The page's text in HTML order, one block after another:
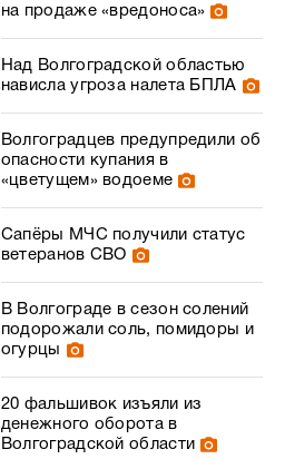
на продаже «вредоноса»
Над Волгоградской областью
нависла угроза налета БПЛА
Волгоградцев предупредили об
опасности купания в
«цветущем» водоеме
Сапёры МЧС получили статус
ветеранов СВО
В Волгограде в сезон солений
подорожали соль, помидоры и
огурцы
20 фальшивок изъяли из
денежного оборота в
Волгоградской области